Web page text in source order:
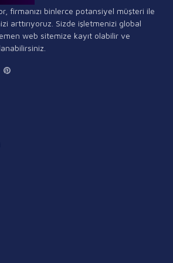
firmanızı binlerce potansiyel müşteri ile
arttırıyoruz. Sizde işletmenizi global
web sitemize kayıt olabilir ve